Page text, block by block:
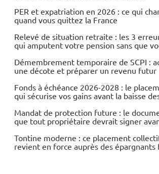
PER et expatriation en 2026 : ce qui
quand vous quittez la France
Relevé de situation retraite : les 3
qui amputent votre pension sans que
Démembrement temporaire de SCPI :
une décote et préparer un revenu futur
Fonds à échéance 2026-2028 : le
qui sécurise vos gains avant la baisse
Mandat de protection future : le
que tout propriétaire devrait signer
Tontine moderne : ce placement
revient en force auprès des épargnants